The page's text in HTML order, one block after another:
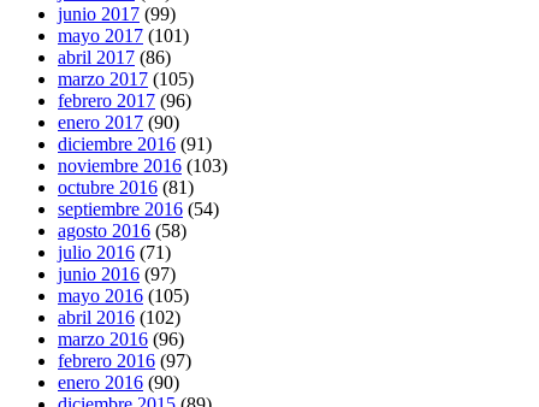
junio 2017 (99)
mayo 2017 (101)
abril 2017 (86)
marzo 2017 (105)
febrero 2017 (96)
enero 2017 (90)
diciembre 2016 (91)
noviembre 2016 (103)
octubre 2016 (81)
septiembre 2016 (54)
agosto 2016 (58)
julio 2016 (71)
junio 2016 (97)
mayo 2016 (105)
abril 2016 (102)
marzo 2016 (96)
febrero 2016 (97)
enero 2016 (90)